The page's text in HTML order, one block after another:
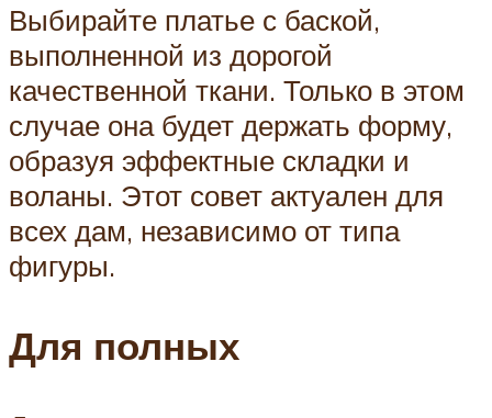
Выбирайте платье с баской,
выполненной из дорогой
качественной ткани. Только в этом
случае она будет держать форму,
образуя эффектные складки и
воланы. Этот совет актуален для
всех дам, независимо от типа
фигуры.
Для полных